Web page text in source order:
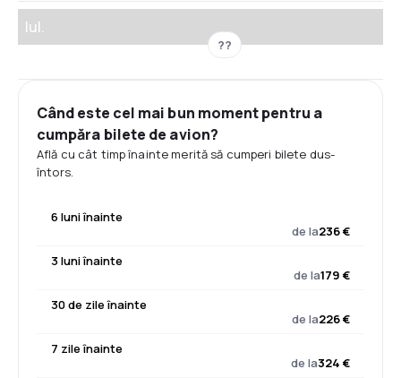
Iul.
??
Când este cel mai bun moment pentru a
cumpăra bilete de avion?
Află cu cât timp înainte merită să cumperi bilete dus-
întors.
6 luni înainte
de la236 €
3 luni înainte
de la179 €
30 de zile înainte
de la226 €
7 zile înainte
de la324 €